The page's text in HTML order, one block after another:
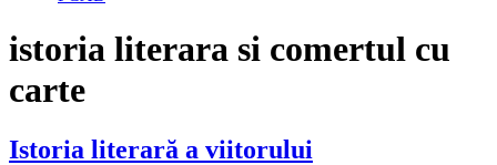
istoria literara si comertul cu
carte
Istoria literară a viitorului